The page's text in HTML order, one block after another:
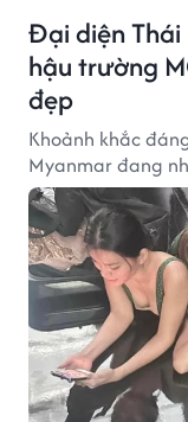
Đại diện Thái
hậu trường
đẹp
Khoảnh khắc
Myanmar đang